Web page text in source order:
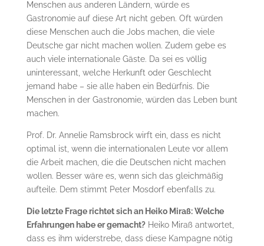
Menschen aus anderen Ländern, würde es
Gastronomie auf diese Art nicht geben. Oft würden
diese Menschen auch die Jobs machen, die viele
Deutsche gar nicht machen wollen. Zudem gebe es
auch viele internationale Gäste. Da sei es völlig
uninteressant, welche Herkunft oder Geschlecht
jemand habe – sie alle haben ein Bedürfnis. Die
Menschen in der Gastronomie, würden das Leben bunt
machen.
Prof. Dr. Annelie Ramsbrock wirft ein, dass es nicht
optimal ist, wenn die internationalen Leute vor allem
die Arbeit machen, die die Deutschen nicht machen
wollen. Besser wäre es, wenn sich das gleichmäßig
aufteile. Dem stimmt Peter Mosdorf ebenfalls zu.
Die letzte Frage richtet sich an Heiko Miraß: Welche
Erfahrungen habe er gemacht?Heiko Miraß antwortet,
dass es ihm widerstrebe, dass diese Kampagne nötig